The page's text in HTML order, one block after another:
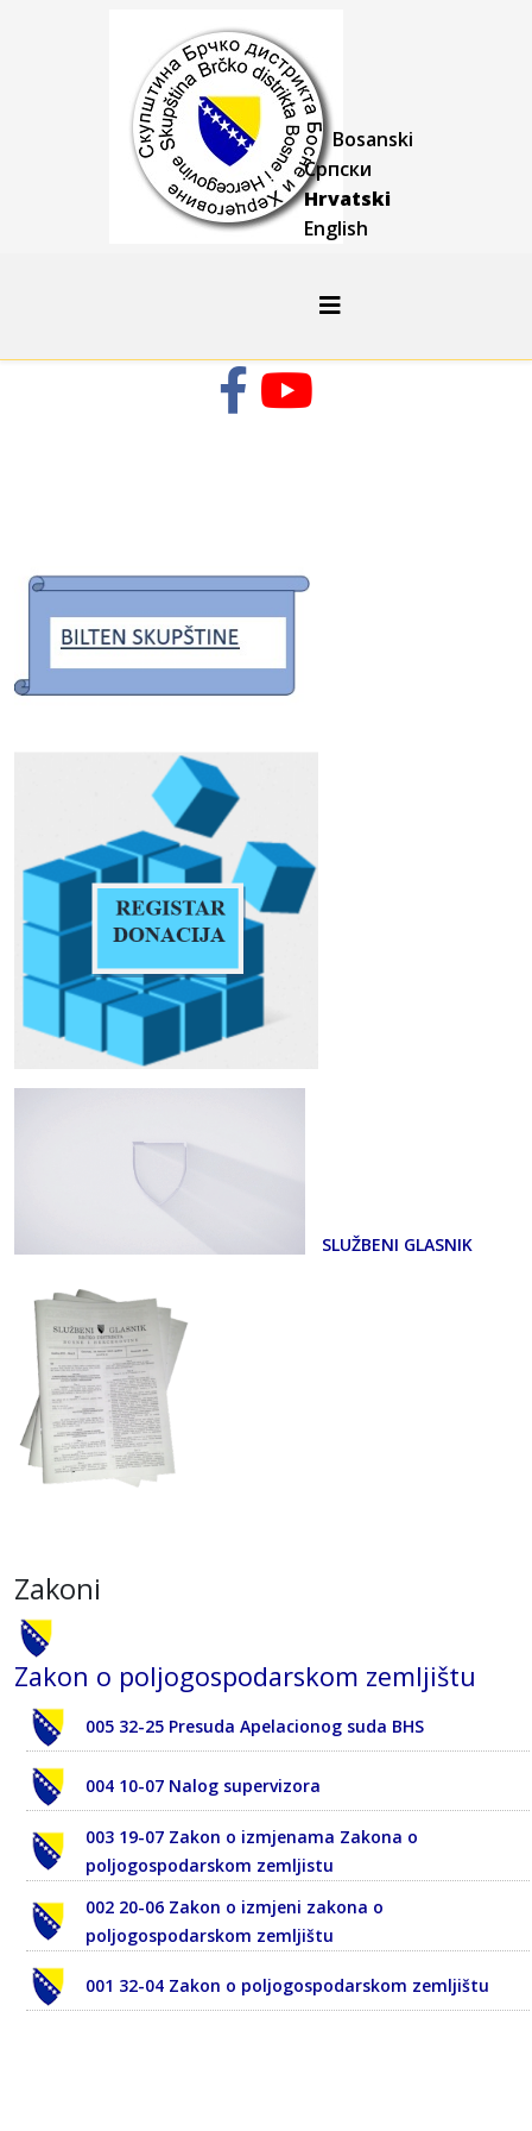
Bosanski
Српски
Hrvatski
English
SLUŽBENI GLASNIK
Zakoni
Zakon o poljogospodarskom zemljištu
005 32-25 Presuda Apelacionog suda BHS
004 10-07 Nalog supervizora
003 19-07 Zakon o izmjenama Zakona o
poljogospodarskom zemljistu
002 20-06 Zakon o izmjeni zakona o
poljogospodarskom zemljištu
001 32-04 Zakon o poljogospodarskom zemljištu